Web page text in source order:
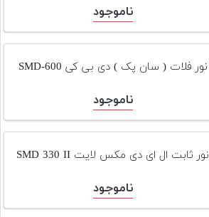
ناموجود
نور فلات ( سان پک ) دی بی کی SMD-600
ناموجود
نور ثابت ال ای دی مکس لایت SMD 330 II
ناموجود